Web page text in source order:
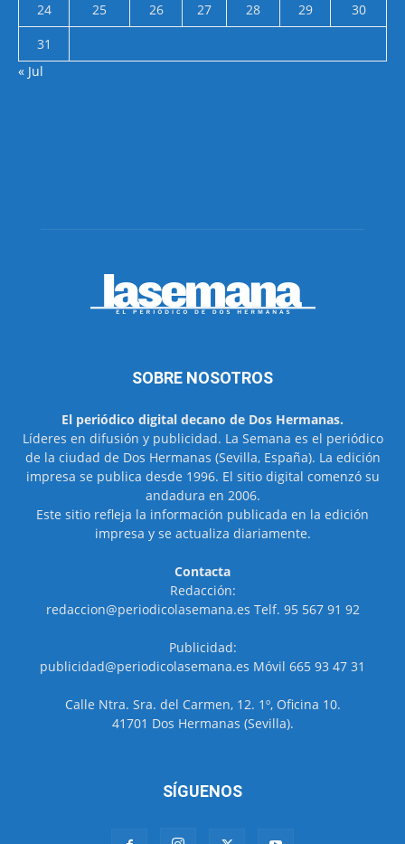
24
25 26 27 28 29
30
31
« Jul
SOBRE NOSOTROS
El periódico digital decano de Dos Hermanas.
Líderes en difusión y publicidad. La Semana es el periódico
de la ciudad de Dos Hermanas (Sevilla, España). La edición
impresa se publica desde 1996. El sitio digital comenzó su
andadura en 2006.
Este sitio refleja la información publicada en la edición
impresa y se actualiza diariamente.
Contacta
Redacción:
redaccion@periodicolasemana.es Telf. 95 567 91 92
Publicidad:
publicidad@periodicolasemana.es Móvil 665 93 47 31
Calle Ntra. Sra. del Carmen, 12. 1º, Oficina 10.
41701 Dos Hermanas (Sevilla).
SÍGUENOS